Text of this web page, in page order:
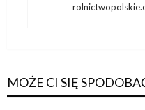
Następny
MOŻE CI SIĘ